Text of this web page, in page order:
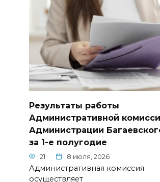
Результаты работы
Административной
Администрации
за 1-е полугодие
21 8 июля, 2026
Административная комиссия
осуществляет